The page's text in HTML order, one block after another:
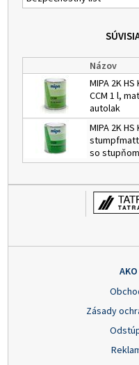
Názov
MIPA 2K
CCM 1 l,
autolak
MIPA 2K
so
Zásady